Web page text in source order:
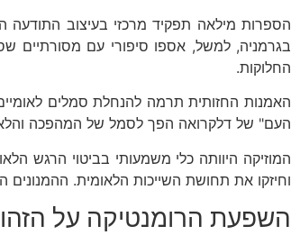
הספרות מילאה תפקיד מרכזי בעיצוב התודעה
בגרמניה, למשל, אספו סיפורי עם מסורתיים
החלוקות.
האמנות החזותית תרמה להנחלת סמלים לאומיים
העם" של דלקרואה הפך לסמל של המהפכה
המוזיקה היוותה כלי משמעותי בביטוי הרגש
וחיזקו את תחושת השייכות הלאומית. ההמנונים
השפעת הרומנטיקה על